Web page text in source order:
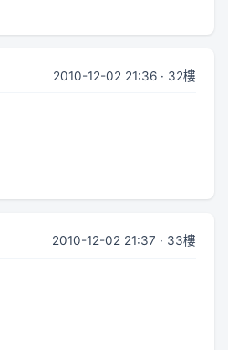
2010-12-02 21:36 · 32樓
2010-12-02 21:37 · 33樓